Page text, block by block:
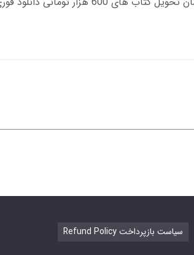
Refund Policy سیاست بازپرداخت